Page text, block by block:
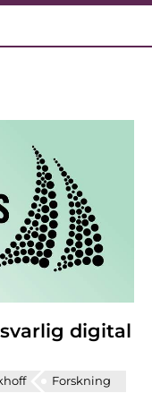
digital
Forskning